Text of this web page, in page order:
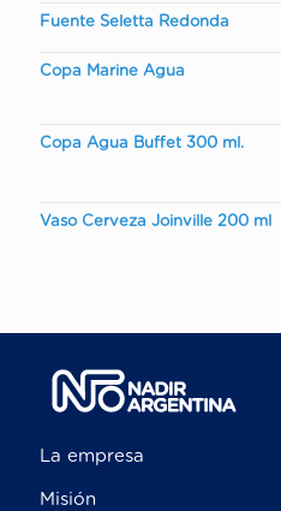
Fuente Seletta Redonda
Copa Marine Agua
Copa Agua Buffet 300 ml.
Vaso Cerveza Joinville 200 ml
La empresa
Misión